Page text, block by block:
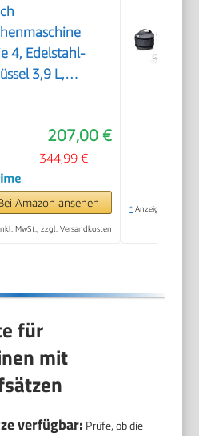
4, Edelstahl-
3,9 L,
1,25 L,
3
207,00 €
344,99 €
Amazon ansehen
MwSt., zzgl. Versandkosten
* Anzeige
für
mit
verfügbar: Prüfe, ob die